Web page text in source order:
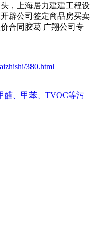
，上海居力建建工程设
辟公司签定商品房买卖
合同胶葛 广翔公司专
380.html
醛、甲苯、TVOC等污